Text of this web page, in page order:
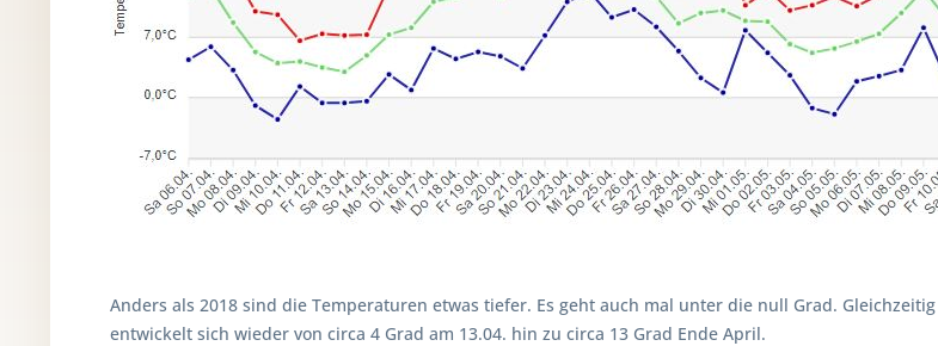
Anders als 2018 sind die Temperaturen etwas tiefer. Es geht auch mal unter die null Grad.
entwickelt sich wieder von circa 4 Grad am 13.04. hin zu circa 13 Grad Ende April.